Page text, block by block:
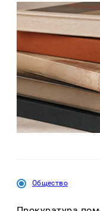
Общество